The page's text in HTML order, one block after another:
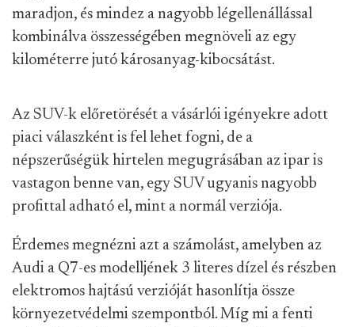
maradjon, és mindez a nagyobb légellenállással
kombinálva összességében megnöveli az egy
kilométerre jutó károsanyag-kibocsátást.
Az SUV-k előretörését a vásárlói igényekre adott
piaci válaszként is fel lehet fogni, de a
népszerűségük hirtelen megugrásában az ipar is
vastagon benne van, egy SUV ugyanis nagyobb
profittal adható el, mint a normál verziója.
Érdemes megnézni azt a számolást, amelyben az
Audi a Q7-es modelljének 3 literes dízel és részben
elektromos hajtású verzióját hasonlítja össze
környezetvédelmi szempontból. Míg mi a fenti